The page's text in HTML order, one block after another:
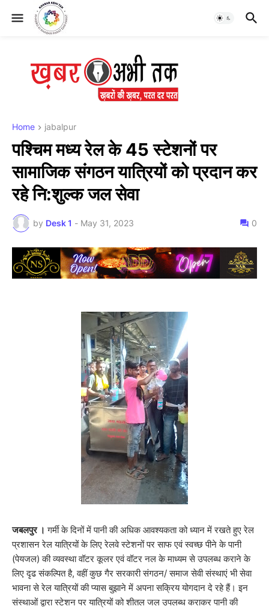
Home jabalpur
पश्चिम मध्य रेल के 45 स्टेशनों पर
सामाजिक संगठन यात्रियों को प्रदान कर
रहे नि:शुल्क जल सेवा
by Desk 1 - May 31, 2023 0
जबलपुर । गर्मी के दिनों में पानी की अधिक आवश्यकता को ध्यान में रखते हुए रेल
प्रशासन रेल यात्रियों के लिए रेलवे स्टेशनों पर साफ एवं स्वच्छ पीने के पानी
(पेयजल) की व्यवस्था वॉटर कूलर एवं वॉटर नल के माध्यम से उपलब्ध कराने के
लिए दृढ संकल्पित है, वहीं कुछ गैर सरकारी संगठन/ समाज सेवी संस्थाएं भी सेवा
भावना से रेल यात्रियों की प्यास बुझाने में अपना सक्रिय योगदान दे रहे हैं। इन
संस्थाओं द्वारा स्टेशन पर यात्रियों को शीतल जल उपलब्ध कराकर पानी की